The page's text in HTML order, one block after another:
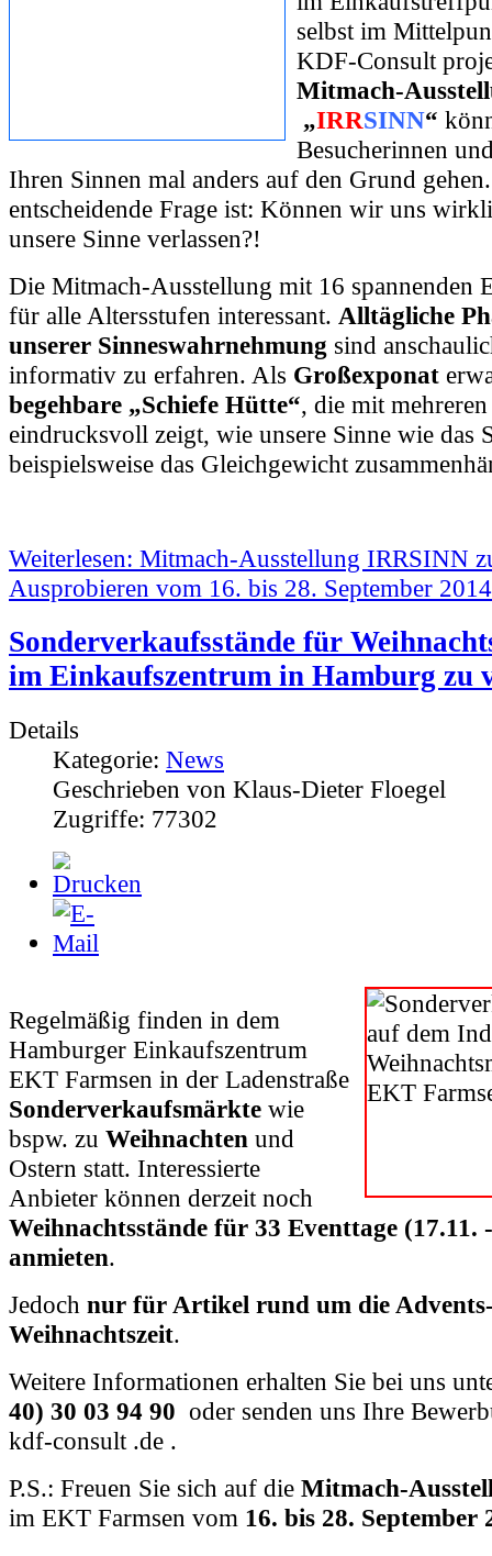
selbst im
KDF-Consult
Mitmach-
„IRRSINN“
Besucherinnen
Ihren Sinnen mal anders auf den Grund
entscheidende Frage ist: Können wir uns
unsere Sinne verlassen?!
Die Mitmach-Ausstellung mit 16 spannenden
für alle Altersstufen interessant. Alltägliche
unserer Sinneswahrnehmung sind
informativ zu erfahren. Als Großexponat
begehbare „Schiefe Hütte“, die mit
eindrucksvoll zeigt, wie unsere Sinne wie das
beispielsweise das Gleichgewicht
Weiterlesen: Mitmach-Ausstellung IRRSINN
Ausprobieren vom 16. bis 28. September
Sonderverkaufsstände für
im Einkaufszentrum in Hamburg zu
Details
Kategorie: News
Geschrieben von Klaus-Dieter Floegel
Zugriffe: 77302
Regelmäßig finden in dem
Hamburger Einkaufszentrum
EKT Farmsen in der Ladenstraße
Sonderverkaufsmärkte wie
bspw. zu Weihnachten und
Ostern statt. Interessierte
Anbieter können derzeit noch
Weihnachtsstände für 33 Eventtage (17.11.
anmieten.
Jedoch nur für Artikel rund um die
Weihnachtszeit.
Weitere Informationen erhalten Sie bei uns
40) 30 03 94 90 oder senden uns Ihre
kdf-consult .de .
P.S.: Freuen Sie sich auf die Mitmach-
im EKT Farmsen vom 16. bis 28. September